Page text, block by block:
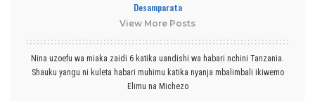
Desamparata
View More Posts
Nina uzoefu wa miaka zaidi 6 katika uandishi wa habari nchini Tanzania.
Shauku yangu ni kuleta habari muhimu katika nyanja mbalimbali ikiwemo
Elimu na Michezo